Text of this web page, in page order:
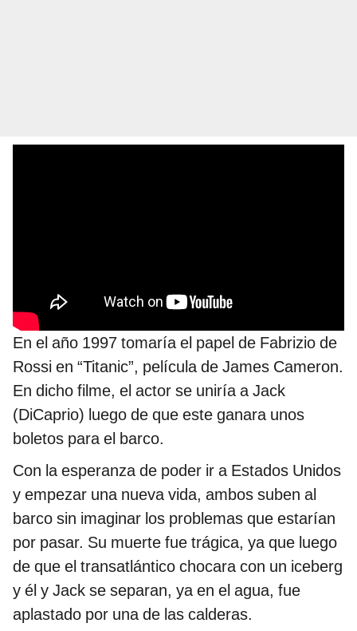
En el año 1997 tomaría el papel de Fabrizio de
Rossi en “Titanic”, película de James Cameron.
En dicho filme, el actor se uniría a Jack
(DiCaprio) luego de que este ganara unos
boletos para el barco.
Con la esperanza de poder ir a Estados Unidos
y empezar una nueva vida, ambos suben al
barco sin imaginar los problemas que estarían
por pasar. Su muerte fue trágica, ya que luego
de que el transatlántico chocara con un iceberg
y él y Jack se separan, ya en el agua, fue
aplastado por una de las calderas.